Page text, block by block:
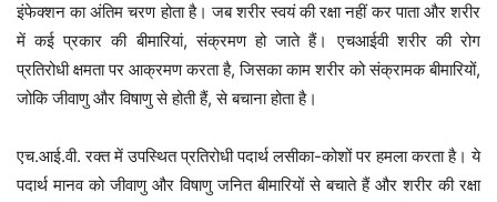
इंफेक्शन का अंतिम चरण होता है। जब शरीर स्वयं की रक्षा नहीं कर पाता और शरीर
में कई प्रकार की बीमारियां, संक्रमण हो जाते हैं। एचआईवी शरीर की रोग
प्रतिरोधी क्षमता पर आक्रमण करता है, जिसका काम शरीर को संक्रामक बीमारियों,
जोकि जीवाणु और विषाणु से होती हैं, से बचाना होता है।
एच.आई.वी. रक्त में उपस्थित प्रतिरोधी पदार्थ लसीका-कोशों पर हमला करता है। ये
पदार्थ मानव को जीवाणु और विषाणु जनित बीमारियों से बचाते हैं और शरीर की रक्षा